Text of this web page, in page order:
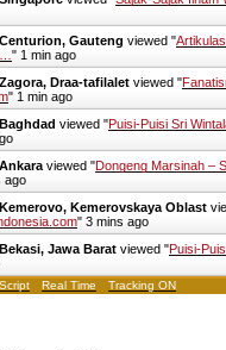
Centurion, Gauteng viewed "
" 1 min ago
Zagora, Draa-tafilalet viewed "
" 1 min ago
Baghdad viewed "Puisi-Puisi Sri
Ankara viewed "Dongeng Marsinah –
ago
Kemerovo, Kemerovskaya Oblast
" 3 mins ago
Bekasi, Jawa Barat viewed "Puisi-
Real Time Tracking ON